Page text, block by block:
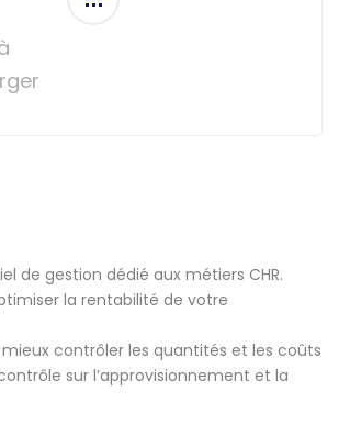
de gestion dédié aux métiers CHR.
la rentabilité de votre
mieux contrôler les quantités et les coûts
sur l’approvisionnement et la